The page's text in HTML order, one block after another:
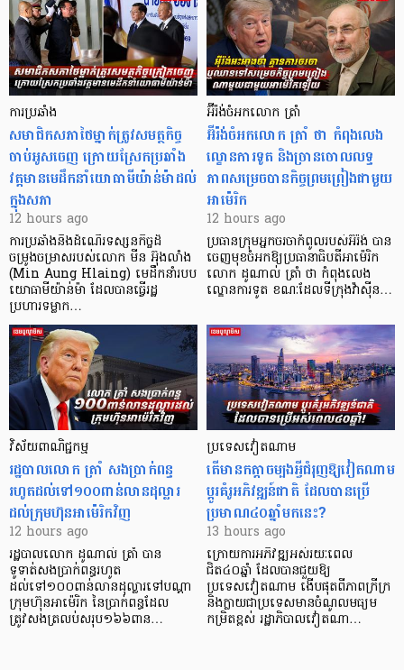
ការប្រឆាំង
សមាជិកសភាថៃម្នាក់ត្រូវសមត្ថកិច្ច
ចាប់អូសចេញ ក្រោយស្រែកប្រឆាំង
វត្តមានមេដឹកនាំយោធាមីយ៉ាន់ម៉ាដល់
ក្នុងសភា
12 hours ago
ការប្រឆាំងនឹងដំណើរទស្សនកិច្ចដ៏
ចម្រូងចម្រាសរបស់លោក មីន អ៊ុងលាំង
(Min Aung Hlaing) មេដឹកនាំរបប
យោធាមីយ៉ាន់ម៉ា ដែលបានធ្វើរដ្ឋ
ប្រហារទម្លាក…
អ៊ីរ៉ង់ចំអកលោក ត្រាំ
អ៊ីរ៉ង់ចំអកលោក ត្រាំ ថា កំពុងលេង
ល្ខោនការទូត និងច្រានចោលលទ្ធ
ភាពសម្រេចបានកិច្ចព្រមព្រៀងជាមួយ
អាម៉េរិក
12 hours ago
ប្រធានក្រុមអ្នកចរចាកំពូលរបស់អ៊ីរ៉ង់ បាន
ចេញមុខចំអកឱ្យប្រធានាធិបតីអាម៉េរិក
លោក ដូណាល់ ត្រាំ ថា កំពុងលេង
ល្ខោនការទូត ខណៈដែលទីក្រុងវ៉ាស៊ីន…
វិស័យ​ពាណិជ្ជកម្ម
រដ្ឋបាលលោក ត្រាំ សងប្រាក់ពន្ធ
រហូតដល់ទៅ១០០ពាន់លានដុល្លារ
ដល់ក្រុមហ៊ុនអាម៉េរិកវិញ
12 hours ago
រដ្ឋបាលលោក ដូណាល់ ត្រាំ បាន​
ទូទាត់សងប្រាក់ពន្ធរហូត
ដល់ទៅ១០០ពាន់លានដុល្លារទៅបណ្ដា
ក្រុមហ៊ុនអាម៉េរិក នៃប្រាក់ពន្ធដែល
ត្រូវសងត្រលប់សរុប១៦៦ពាន…
ប្រទេសវៀតណាម
តើមានកត្តាចម្បងអ្វីជំរុញឱ្យវៀតណាម
ប្តូរគំរូអភិវឌ្ឍន៍ជាតិ ដែលបានប្រើ
ប្រមាណ៤០ឆ្នាំមកនេះ?
13 hours ago
ក្រោយការអភិវឌ្ឍអស់រយៈពេល
ជិត៤០ឆ្នាំ ដែលបានជួយឱ្យ​
ប្រទេសវៀតណាម ងើប​ផុតពីភាពក្រីក្រ
និងក្លាយជាប្រទេសមានចំណូលមធ្យម
កម្រិតខ្ពស់ រដ្ឋាភិបាលវៀតណា…